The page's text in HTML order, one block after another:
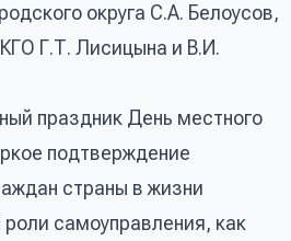
округа С.А. Белоусов,
Г.Т. Лисицына и В.И.
праздник День местного
подтверждение
страны в жизни
самоуправления, как